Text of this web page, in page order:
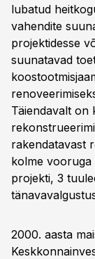
lubatud
vahendite
projektidesse
suunatavad
Täiendavalt on
rakendatavast
kolme vooruga
projekti, 3
2000. aasta